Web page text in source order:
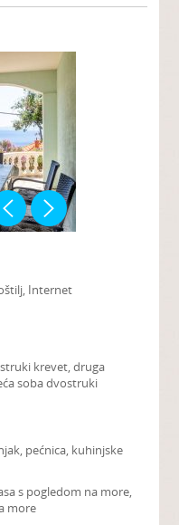
Internet
krevet, druga
soba dvostruki
pećnica, kuhinjske
s pogledom na more,
more